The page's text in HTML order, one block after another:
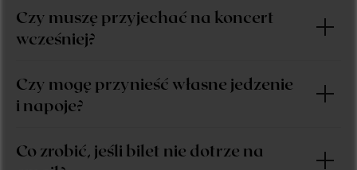
Czy muszę przyjechać na koncert
wcześniej?
Czy mogę przynieść własne jedzenie
i napoje?
Co zrobić, jeśli bilet nie dotrze na